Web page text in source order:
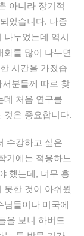
아니라 장기적
었습니다. 나중
나누었는데 역시
화를 많이 나누면
시간을 가졌습
분들께 따로 찾
데 처음 연구를
것은 중요합니다.
수강하고 싶은
기에는 적응하느
했는데, 너무 흥
못한 것이 아쉬웠
님들이나 미국에
을 보니 하버드